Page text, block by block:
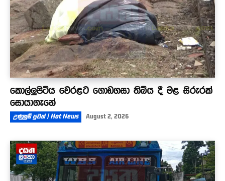
කොල්ලුපිටිය වෙරළට ගොඩගසා තිබිය දී මළ සිරුරක්
සොයාගැනේ
උණුසුම් පුවත් | Hot News August 2, 2026